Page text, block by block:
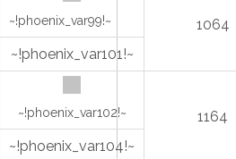
~!phoenix_var99!~
1064
~!phoenix_var101!~
~!phoenix_var102!~
1164
~!phoenix_var104!~